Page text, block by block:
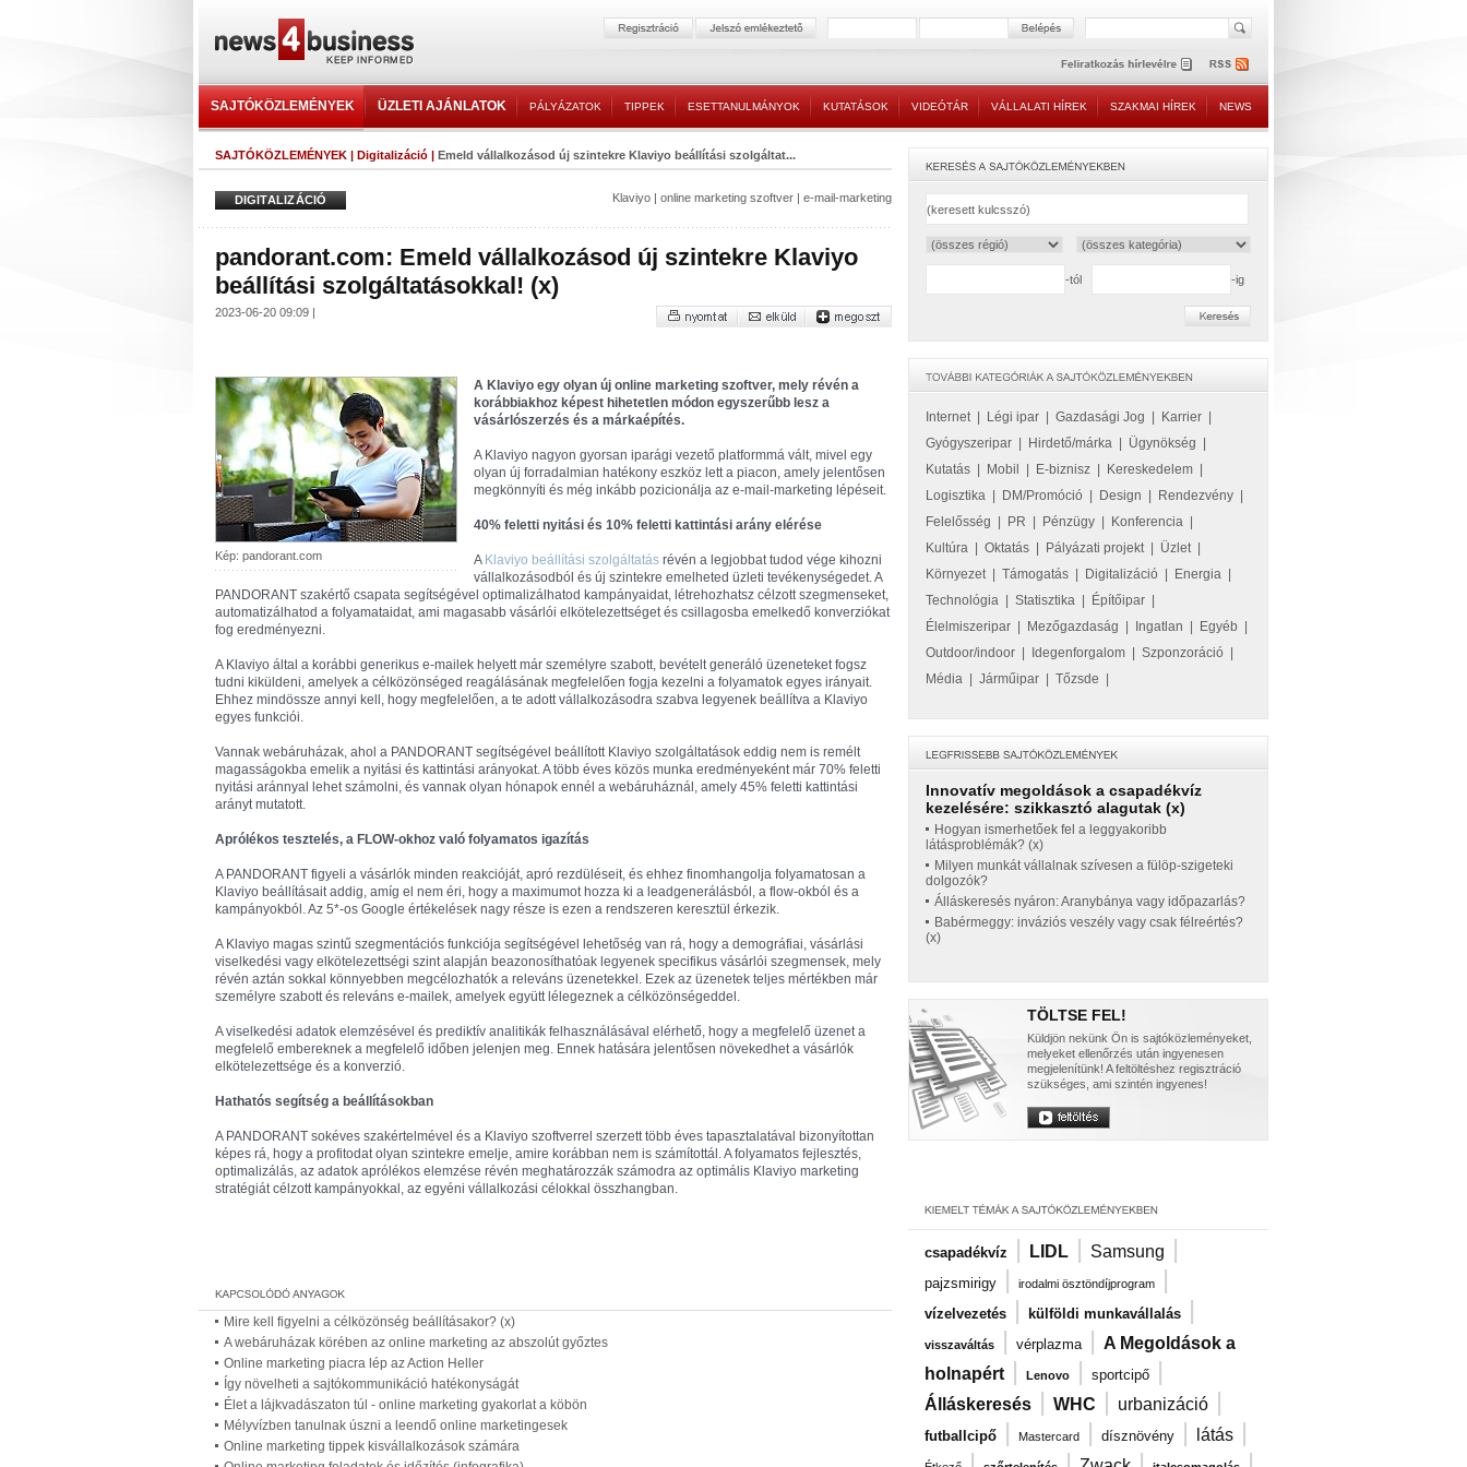
SAJTÓKÖZLEMÉNYEK ÜZLETI AJÁNLATOK PÁLYÁZATOK TIPPEK ESETTANULMÁNYOK KUTATÁSOK VIDEÓTÁR VÁLLALATI HÍREK SZAKMAI HÍREK NEWS
SAJTÓKÖZLEMÉNYEK | Digitalizáció | Emeld vállalkozásod új szintekre Klaviyo beállítási szolgáltat...
DIGITALIZÁCIÓ Klaviyo | online marketing szoftver | e-mail-marketing
pandorant.com: Emeld vállalkozásod új szintekre Klaviyo
beállítási szolgáltatásokkal! (x)
2023-06-20 09:09 |
Kép: pandorant.com
A Klaviyo egy olyan új online marketing szoftver, mely révén a
korábbiakhoz képest hihetetlen módon egyszerűbb lesz a
vásárlószerzés és a márkaépítés.
A Klaviyo nagyon gyorsan iparági vezető platformmá vált, mivel egy
olyan új forradalmian hatékony eszköz lett a piacon, amely jelentősen
megkönnyíti és még inkább pozicionálja az e-mail-marketing lépéseit.
40% feletti nyitási és 10% feletti kattintási arány elérése
A Klaviyo beállítási szolgáltatás révén a legjobbat tudod vége kihozni
vállalkozásodból és új szintekre emelheted üzleti tevékenységedet. A
PANDORANT szakértő csapata segítségével optimalizálhatod kampányaidat, létrehozhatsz célzott szegmenseket,
automatizálhatod a folyamataidat, ami magasabb vásárlói elkötelezettséget és csillagosba emelkedő konverziókat
fog eredményezni.
A Klaviyo által a korábbi generikus e-mailek helyett már személyre szabott, bevételt generáló üzeneteket fogsz
tudni kiküldeni, amelyek a célközönséged reagálásának megfelelően fogja kezelni a folyamatok egyes irányait.
Ehhez mindössze annyi kell, hogy megfelelően, a te adott vállalkozásodra szabva legyenek beállítva a Klaviyo
egyes funkciói.
Vannak webáruházak, ahol a PANDORANT segítségével beállított Klaviyo szolgáltatások eddig nem is remélt
magasságokba emelik a nyitási és kattintási arányokat. A több éves közös munka eredményeként már 70% feletti
nyitási aránnyal lehet számolni, és vannak olyan hónapok ennél a webáruháznál, amely 45% feletti kattintási
arányt mutatott.
Aprólékos tesztelés, a FLOW-okhoz való folyamatos igazítás
A PANDORANT figyeli a vásárlók minden reakcióját, apró rezdüléseit, és ehhez finomhangolja folyamatosan a
Klaviyo beállításait addig, amíg el nem éri, hogy a maximumot hozza ki a leadgenerálásból, a flow-okból és a
kampányokból. Az 5*-os Google értékelések nagy része is ezen a rendszeren keresztül érkezik.
A Klaviyo magas szintű szegmentációs funkciója segítségével lehetőség van rá, hogy a demográfiai, vásárlási
viselkedési vagy elkötelezettségi szint alapján beazonosíthatóak legyenek specifikus vásárlói szegmensek, mely
révén aztán sokkal könnyebben megcélozhatók a releváns üzenetekkel. Ezek az üzenetek teljes mértékben már
személyre szabott és releváns e-mailek, amelyek együtt lélegeznek a célközönségeddel.
A viselkedési adatok elemzésével és prediktív analitikák felhasználásával elérhető, hogy a megfelelő üzenet a
megfelelő embereknek a megfelelő időben jelenjen meg. Ennek hatására jelentősen növekedhet a vásárlók
elkötelezettsége és a konverzió.
Hathatós segítség a beállításokban
A PANDORANT sokéves szakértelmével és a Klaviyo szoftverrel szerzett több éves tapasztalatával bizonyítottan
képes rá, hogy a profitodat olyan szintekre emelje, amire korábban nem is számítottál. A folyamatos fejlesztés,
optimalizálás, az adatok aprólékos elemzése révén meghatározzák számodra az optimális Klaviyo marketing
stratégiát célzott kampányokkal, az egyéni vállalkozási célokkal összhangban.
Mire kell figyelni a célközönség beállításakor? (x)
A webáruházak körében az online marketing az abszolút győztes
Online marketing piacra lép az Action Heller
Így növelheti a sajtókommunikáció hatékonyságát
Élet a lájkvadászaton túl - online marketing gyakorlat a köbön
Mélyvízben tanulnak úszni a leendő online marketingesek
Online marketing tippek kisvállalkozások számára
-tól -ig
Internet| Légi ipar Gazdasági Jog Karrier
Gyógyszeripar
Hirdető/márka Ügynökség
Kutatás
Mobil E-biznisz Kereskedelem
Logisztika
DM/Promóció Design Rendezvény
Felelősség
PR Pénzügy Konferencia
Kultúra
Oktatás Pályázati projekt| Üzlet|
Környezet| Támogatás Digitalizáció Energia
Technológia
Statisztika Építőipar
Élelmiszeripar
Mezőgazdaság Ingatlan Egyéb
Outdoor/indoor
Idegenforgalom Szponzoráció
Média
Járműipar Tőzsde
Innovatív megoldások a csapadékvíz
kezelésére: szikkasztó alagutak (x)
Hogyan ismerhetőek fel a leggyakoribb
látásproblémák? (x)
Milyen munkát vállalnak szívesen a fülöp-szigeteki
dolgozók?
Álláskeresés nyáron: Aranybánya vagy időpazarlás?
Babérmeggy: inváziós veszély vagy csak félreértés?
(x)
TÖLTSE FEL!
Küldjön nekünk Ön is sajtóközleményeket,
melyeket ellenőrzés után ingyenesen
megjelenítünk! A feltöltéshez regisztráció
szükséges, ami szintén ingyenes!
csapadékvíz | LIDL | Samsung |
pajzsmirigy | irodalmi ösztöndíjprogram |
vízelvezetés | külföldi munkavállalás |
visszaváltás | vérplazma | A Megoldások a
holnapért | Lenovo | sportcipő |
Álláskeresés | WHC | urbanizáció |
futballcipő | Mastercard | dísznövény | látás |